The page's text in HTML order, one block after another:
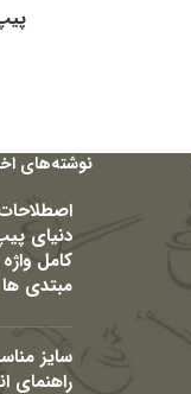
نوشته‌های
دنیای
کامل
مبتدی ها
سایز
راهنمای